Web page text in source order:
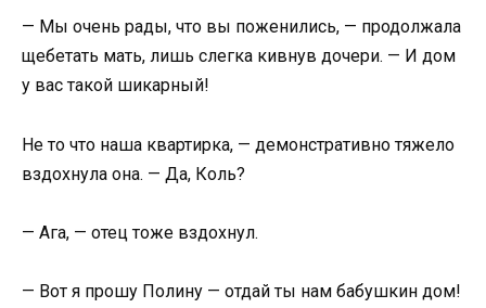
— Мы очень рады, что вы поженились, — продолжала
щебетать мать, лишь слегка кивнув дочери. — И дом
у вас такой шикарный!
Не то что наша квартирка, — демонстративно тяжело
вздохнула она. — Да, Коль?
— Ага, — отец тоже вздохнул.
— Вот я прошу Полину — отдай ты нам бабушкин дом!